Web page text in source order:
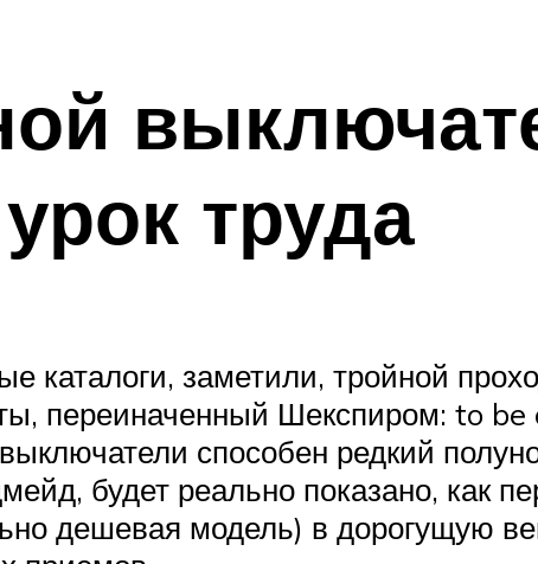
труда
каталоги, заметили, тройной
переиначенный Шекспиром: to
способен редкий
будет реально показано, как
дешевая модель) в дорогущую